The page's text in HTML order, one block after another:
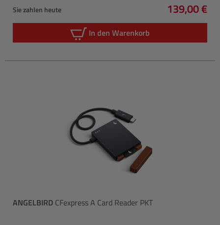
Sie zahlen heute
Regulärer
139,00 €
In den Warenkorb
ANGELBIRD CFexpress A Card Reader PKT